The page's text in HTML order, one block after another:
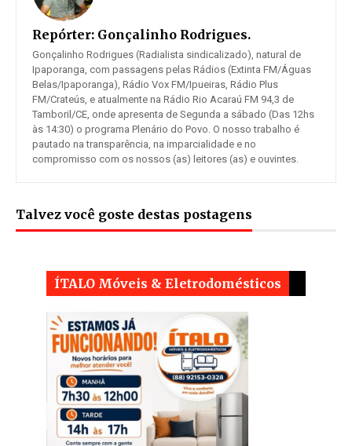
Repórter: Gonçalinho Rodrigues.
Gonçalinho Rodrigues (Radialista sindicalizado), natural de
Ipaporanga, com passagens pelas Rádios (Extinta FM/Águas
Belas/Ipaporanga), Rádio Vox FM/Ipueiras, Rádio Plus
FM/Crateús, e atualmente na Rádio Rio Acaraú FM 94,3 de
Tamboril/CE, onde apresenta de Segunda a sábado (Das 12hs
às 14:30) o programa Plenário do Povo. O nosso trabalho é
pautado na transparência, na imparcialidade e no
compromisso com os nossos (as) leitores (as) e ouvintes.
Talvez você goste destas postagens
ÍTALO Móveis & Eletrodomésticos